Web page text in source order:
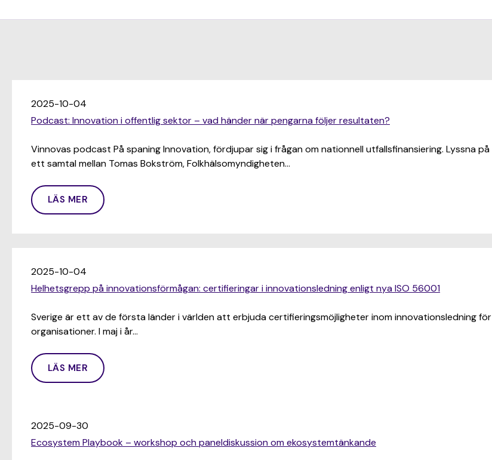
2025-10-04
Podcast: Innovation i offentlig sektor – vad händer när pengarna följer resultaten?
Vinnovas podcast På spaning Innovation, fördjupar sig i frågan om nationnell utfallsfinansiering. Lyssna på
ett samtal mellan Tomas Bokström, Folkhälsomyndigheten…
LÄS MER
2025-10-04
Helhetsgrepp på innovationsförmågan: certifieringar i innovationsledning enligt nya ISO 56001
Sverige är ett av de första länder i världen att erbjuda certifieringsmöjligheter inom innovationsledning för
organisationer. I maj i år…
LÄS MER
2025-09-30
Ecosystem Playbook – workshop och paneldiskussion om ekosystemtänkande